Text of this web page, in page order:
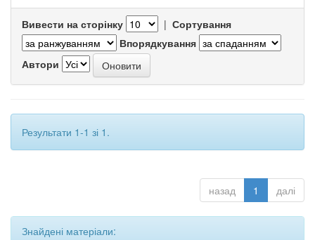
Вивести на сторінку | Сортування
Впорядкування
Автори
Результати 1-1 зі 1.
назад 1 далі
Знайдені матеріали: